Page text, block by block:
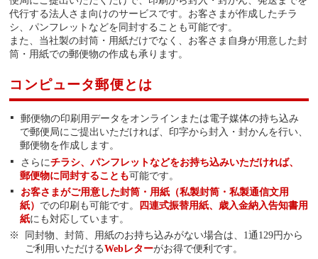
代行する法人さま向けのサービスです。お客さまが作成したチラ
シ、パンフレットなどを同封することも可能です。
また、当社製の封筒・用紙だけでなく、お客さま自身が用意した封
筒・用紙での郵便物の作成も承ります。
コンピュータ郵便とは
郵便物の印刷用データをオンラインまたは電子媒体の持ち込み
で郵便局にご提出いただければ、印字から封入・封かんを行い、
郵便物を作成します。
さらにチラシ、パンフレットなどをお持ち込みいただければ、
郵便物に同封することも可能です。
お客さまがご用意した封筒・用紙（私製封筒・私製通信文用
紙） での印刷も可能です。
四連式振替用紙、歳入金納入告知書用
紙にも対応しています。
同封物、封筒、用紙のお持ち込みがない場合は、1通129円から
ご利用いただけるWebレターがお得で便利です。